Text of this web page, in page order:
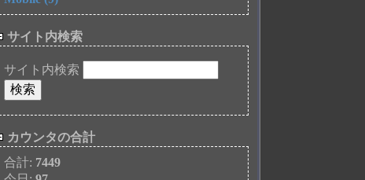
サイト内検索
サイト内検索
カウンタの合計
合計: 7449